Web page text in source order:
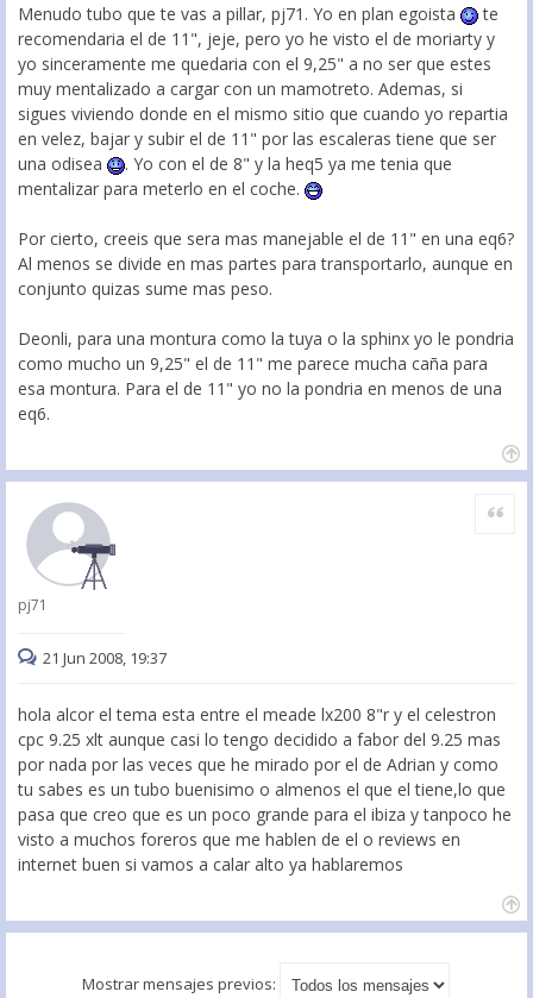
Menudo tubo que te vas a pillar, pj71. Yo en plan egoista
te
recomendaria el de 11", jeje, pero yo he visto el de moriarty y
yo sinceramente me quedaria con el 9,25" a no ser que estes
muy mentalizado a cargar con un mamotreto. Ademas, si
sigues viviendo donde en el mismo sitio que cuando yo repartia
en velez, bajar y subir el de 11" por las escaleras tiene que ser
una odisea
. Yo con el de 8" y la heq5 ya me tenia que
mentalizar para meterlo en el coche.
Por cierto, creeis que sera mas manejable el de 11" en una eq6?
Al menos se divide en mas partes para transportarlo, aunque en
conjunto quizas sume mas peso.
Deonli, para una montura como la tuya o la sphinx yo le pondria
como mucho un 9,25" el de 11" me parece mucha caña para
esa montura. Para el de 11" yo no la pondria en menos de una
eq6.
pj71
Citar
21 Jun 2008, 19:37
hola alcor el tema esta entre el meade lx200 8"r y el celestron
cpc 9.25 xlt aunque casi lo tengo decidido a fabor del 9.25 mas
por nada por las veces que he mirado por el de Adrian y como
tu sabes es un tubo buenisimo o almenos el que el tiene,lo que
pasa que creo que es un poco grande para el ibiza y tanpoco he
visto a muchos foreros que me hablen de el o reviews en
internet buen si vamos a calar alto ya hablaremos
Mostrar mensajes previos: